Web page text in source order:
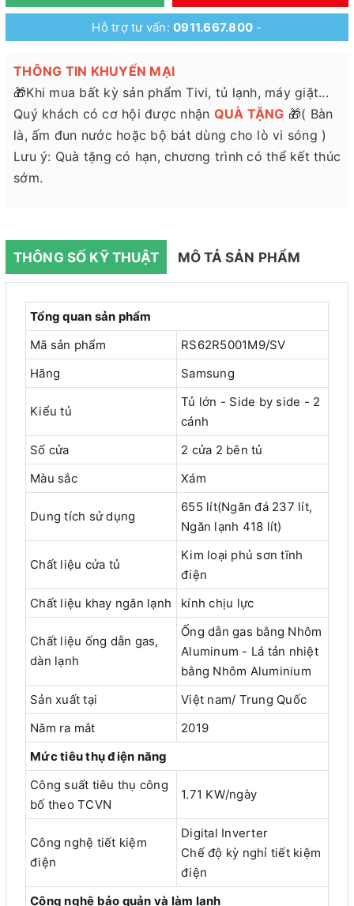
Hỗ trợ tư vấn:0911.667.800 -
THÔNG TIN KHUYẾN MẠI
🎁Khi mua bất kỳ sản phẩm Tivi, tủ lạnh, máy giặt...
Quý khách có cơ hội được nhận QUÀ TẶNG 🎁( Bàn
là, ấm đun nước hoặc bộ bát dùng cho lò vi sóng )
Lưu ý: Quà tặng có hạn, chương trình có thể kết thúc
sớm.
THÔNG SỐ KỸ THUẬT MÔ TẢ SẢN PHẨM
Tổng quan sản phẩm
Mã sản phẩm
RS62R5001M9/SV
Hãng
Samsung
Kiểu tủ
Tủ lớn - Side by side - 2
cánh
Số cửa
2 cửa 2 bên tủ
Màu sắc
Xám
Dung tích sử dụng
655 lít(Ngăn đá 237 lít,
Ngăn lạnh 418 lít)
Chất liệu cửa tủ
Kim loại phủ sơn tĩnh
điện
Chất liệu khay ngăn lạnh
kính chịu lực
Chất liệu ống dẫn gas,
dàn lạnh
Ống dẫn gas bằng Nhôm
Aluminum - Lá tản nhiệt
bằng Nhôm Aluminium
Sản xuất tại
Việt nam/ Trung Quốc
Năm ra mắt
2019
Mức tiêu thụ điện năng
Công suất tiêu thụ công
bố theo TCVN
1.71 KW/ngày
Công nghệ tiết kiệm
điện
Digital Inverter
Chế độ kỳ nghỉ tiết kiệm
điện
Công nghệ bảo quản và làm lạnh